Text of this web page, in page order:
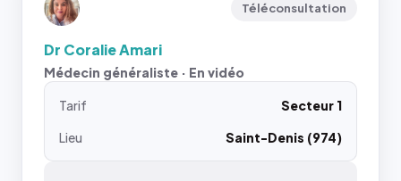
Téléconsultation
Dr Coralie Amari
Médecin généraliste · En vidéo
Tarif
Secteur 1
Lieu
Saint-Denis (974)